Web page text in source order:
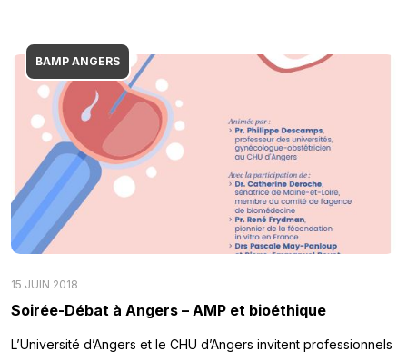
BAMP ANGERS
15 JUIN 2018
Soirée-Débat à Angers – AMP et bioéthique
L’Université d’Angers et le CHU d’Angers invitent professionnels